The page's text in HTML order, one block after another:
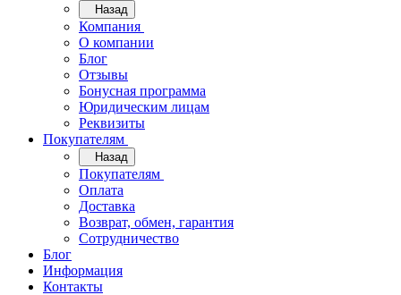
Назад
Компания
О компании
Блог
Отзывы
Бонусная программа
Юридическим лицам
Реквизиты
Покупателям
Назад
Покупателям
Оплата
Доставка
Возврат, обмен, гарантия
Сотрудничество
Блог
Информация
Контакты